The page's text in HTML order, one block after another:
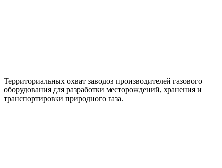
Территориальных охват заводов производителей газового
оборудования для разработки месторождений, хранения и
транспортировки природного газа.